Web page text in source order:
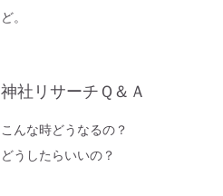
ど。
神社リサーチＱ＆Ａ
こんな時どうなるの？
どうしたらいいの？